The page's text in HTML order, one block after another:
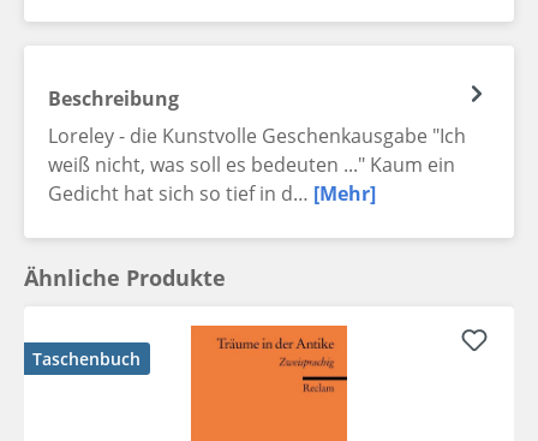
Beschreibung
Loreley - die Kunstvolle Geschenkausgabe "Ich
weiß nicht, was soll es bedeuten ..." Kaum ein
Gedicht hat sich so tief in d… [Mehr]
Ähnliche Produkte
Taschenbuch